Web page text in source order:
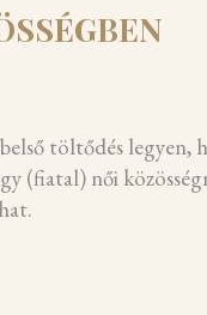
töltődés legyen,
(fiatal) női